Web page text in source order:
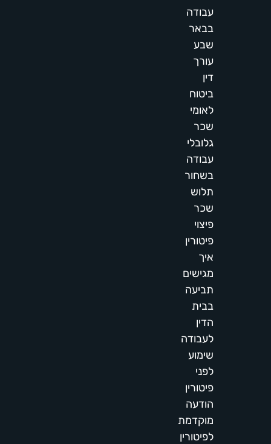
עבודה
בבאר
שבע
עורך
דין
ביטוח
לאומי
שכר
גלובלי
עבודה
בשחור
תלוש
שכר
פיצוי
פיטורין
איך
מגישים
תביעה
בבית
הדין
לעבודה
שימוע
לפני
פיטורין
הודעה
מוקדמת
לפיטורין